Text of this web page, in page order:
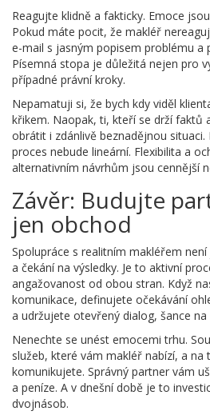
Reagujte klidně a fakticky. Emoce
Pokud máte pocit, že makléř
e-mail s jasným popisem problému a
Písemná stopa je důležitá nejen pro
případné právní kroky.
Nepamatuji si, že bych kdy viděl
křikem. Naopak, ti, kteří se drží faktů
obrátit i zdánlivě beznadějnou
proces nebude lineární. Flexibilita a
alternativním návrhům jsou cennější
Závěr: Budujte
jen obchod
Spolupráce s realitním makléřem
a čekání na výsledky. Je to aktivní
angažovanost od obou stran. Když
komunikace, definujete očekávání
a udržujete otevřený dialog, šance na
Nenechte se unést emocemi trhu.
služeb, které vám makléř nabízí, a
komunikujete. Správný partner vám
a peníze. A v dnešní době je to
dvojnásob.